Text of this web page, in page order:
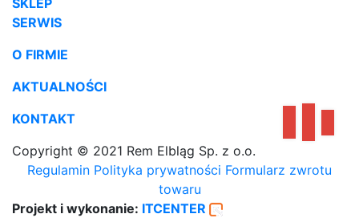
SERWIS
O FIRMIE
AKTUALNOŚCI
KONTAKT
Copyright © 2021 Rem Elbląg Sp. z o.o.
Regulamin Polityka prywatności Formularz zwrotu
towaru
Projekt i wykonanie: ITCENTER